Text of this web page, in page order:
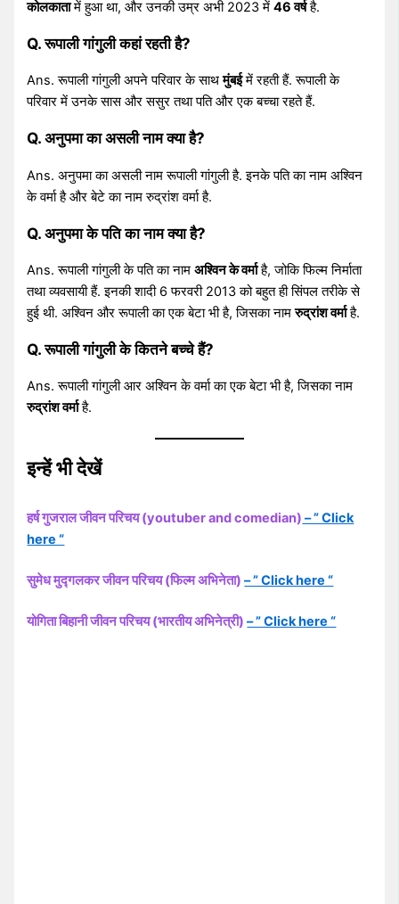
कोलकातामें हुआ था, और उनकी उम्र अभी 2023 में46 वर्षहै.
Q. रूपाली गांगुली कहां रहती है?
Ans. रूपाली गांगुली अपने परिवार के साथमुंबईमें रहती हैं. रूपाली के
परिवार में उनके सास और ससुर तथा पति और एक बच्चा रहते हैं.
Q. अनुपमा का असली नाम क्या है?
Ans. अनुपमा का असली नाम रूपाली गांगुली है. इनके पति का नाम अश्विन
के वर्मा है और बेटे का नाम रुद्रांश वर्मा है.
Q. अनुपमा के पति का नाम क्या है?
Ans. रूपाली गांगुली के पति का नामअश्विन के वर्माहै, जोकि फिल्म निर्माता
तथा व्यवसायी हैं. इनकी शादी 6 फरवरी 2013 को बहुत ही सिंपल तरीके से
हुई थी. अश्विन और रूपाली का एक बेटा भी है, जिसका नामरुद्रांश वर्माहै.
Q. रूपाली गांगुली के कितने बच्चे हैं?
Ans. रूपाली गांगुली आर अश्विन के वर्मा का एक बेटा भी है, जिसका नाम
रुद्रांश वर्माहै.
इन्हें भी देखें
हर्ष गुजराल जीवन परिचय (youtuber and comedian) – ” Click
here “
सुमेध मुद्गलकर जीवन परिचय (फिल्म अभिनेता)– ” Click here “
योगिता बिहानी जीवन परिचय (भारतीय अभिनेत्री)– ” Click here “